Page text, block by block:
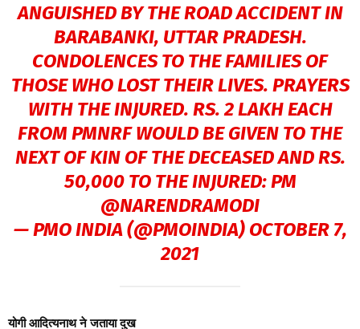
ANGUISHED BY THE ROAD ACCIDENT IN
BARABANKI, UTTAR PRADESH.
CONDOLENCES TO THE FAMILIES OF
THOSE WHO LOST THEIR LIVES. PRAYERS
WITH THE INJURED. RS. 2 LAKH EACH
FROM PMNRF WOULD BE GIVEN TO THE
NEXT OF KIN OF THE DECEASED AND RS.
50,000 TO THE INJURED: PM
@NARENDRAMODI
— PMO INDIA (@PMOINDIA) OCTOBER 7,
2021
योगी आदित्यनाथ ने जताया दुख